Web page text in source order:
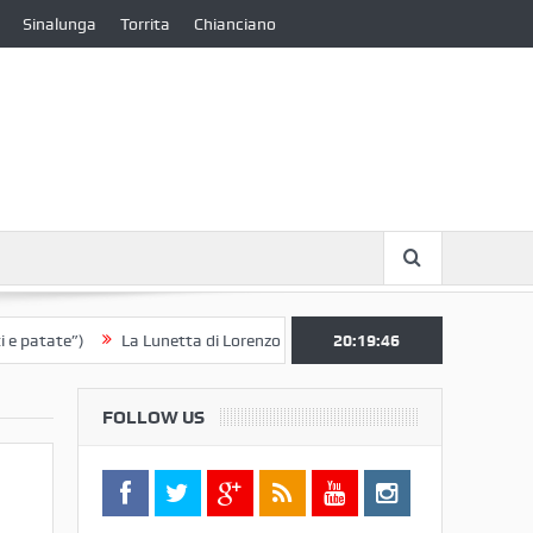
Sinalunga Torrita Chianciano
La Lunetta di Lorenzo Berrettini lascia il Convento di S. Chiara
20:19:46
FOLLOW US